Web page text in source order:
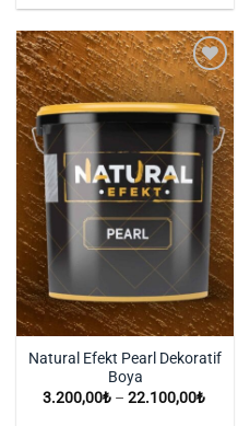
İstek
Listeme
Ekle
Natural Efekt Pearl Dekoratif
Boya
3.200,00₺ – 22.100,00₺Fiyat